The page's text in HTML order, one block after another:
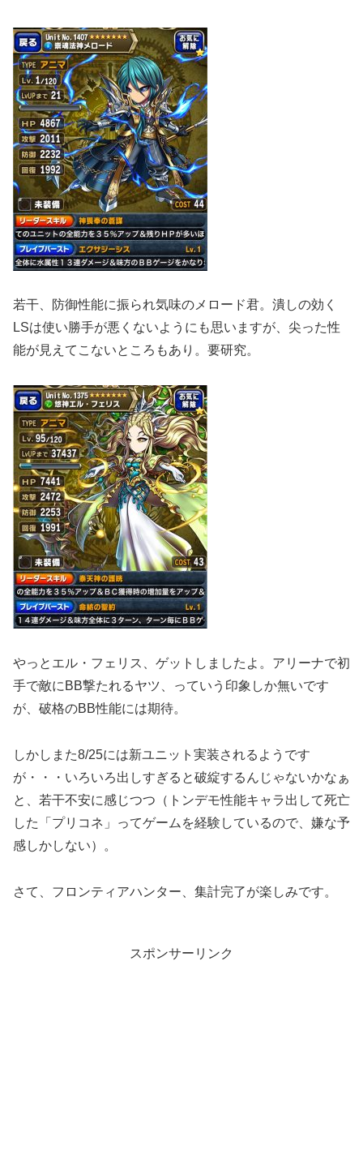
若干、防御性能に振られ気味のメロード君。潰しの効く
LSは使い勝手が悪くないようにも思いますが、尖った性
能が見えてこないところもあり。要研究。
やっとエル・フェリス、ゲットしましたよ。アリーナで初
手で敵にBB撃たれるヤツ、っていう印象しか無いです
が、破格のBB性能には期待。
しかしまた8/25には新ユニット実装されるようです
が・・・いろいろ出しすぎると破綻するんじゃないかなぁ
と、若干不安に感じつつ（トンデモ性能キャラ出して死亡
した「プリコネ」ってゲームを経験しているので、嫌な予
感しかしない）。
さて、フロンティアハンター、集計完了が楽しみです。
スポンサーリンク